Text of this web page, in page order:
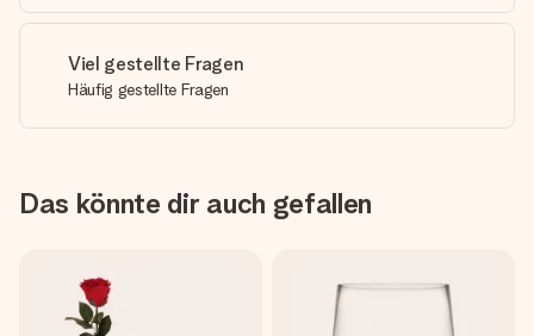
Viel gestellte Fragen
Häufig gestellte Fragen
Das könnte dir auch gefallen